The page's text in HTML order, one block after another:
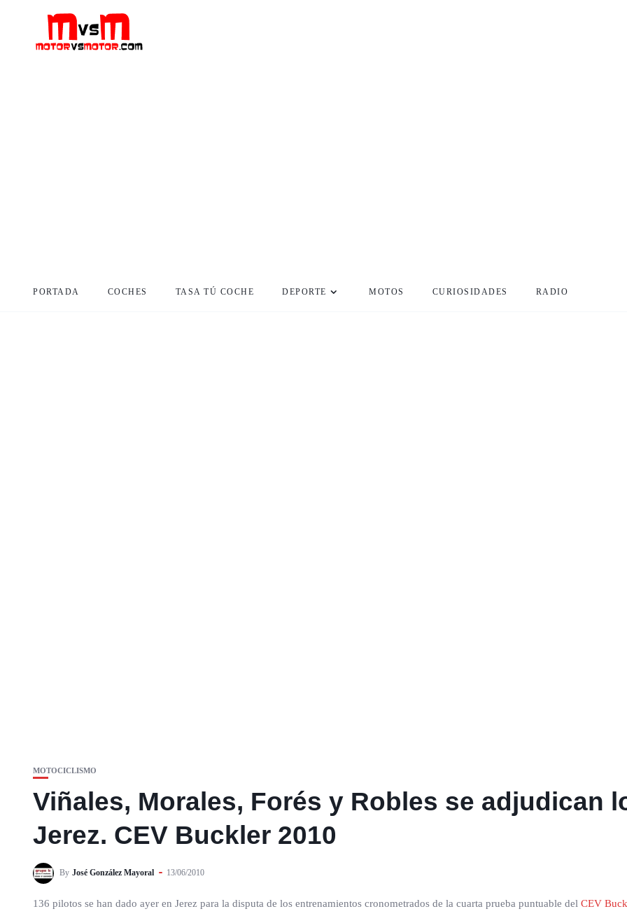
PORTADA COCHES TASA TÚ COCHE DEPORTE MOTOS CURIOSIDADES RADIO
MOTOCICLISMO
Viñales, Morales, Forés y Robles se adjudican
Jerez. CEV Buckler 2010
By José González Mayoral 13/06/2010
136 pilotos se han dado ayer en Jerez para la disputa de los entrenamientos cronometrados de la cuarta prueba puntuable del CEV